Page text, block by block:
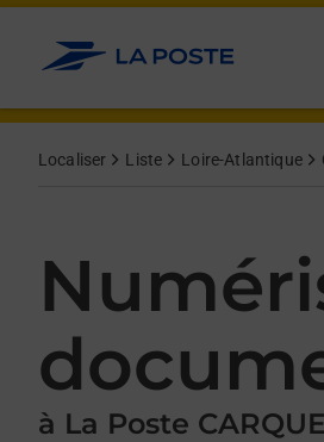
Allez au contenu
Localiser Liste Loire-Atlantique
à La Poste
Afficher ou masquer la réponse
Afficher ou masquer la réponse
Afficher ou masquer la réponse